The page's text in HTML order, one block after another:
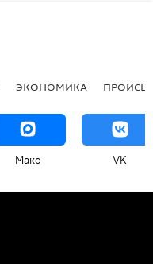
ЭКОНОМИКА
Макс VK